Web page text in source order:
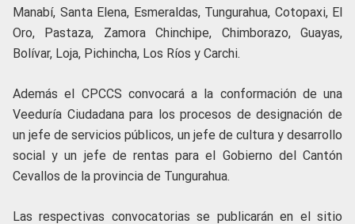
Manabí, Santa Elena, Esmeraldas, Tungurahua, Cotopaxi, El
Oro, Pastaza, Zamora Chinchipe, Chimborazo, Guayas,
Bolívar, Loja, Pichincha, Los Ríos y Carchi.
Además el CPCCS convocará a la conformación de una
Veeduría Ciudadana para los procesos de designación de
un jefe de servicios públicos, un jefe de cultura y desarrollo
social y un jefe de rentas para el Gobierno del Cantón
Cevallos de la provincia de Tungurahua.
Las respectivas convocatorias se publicarán en el sitio